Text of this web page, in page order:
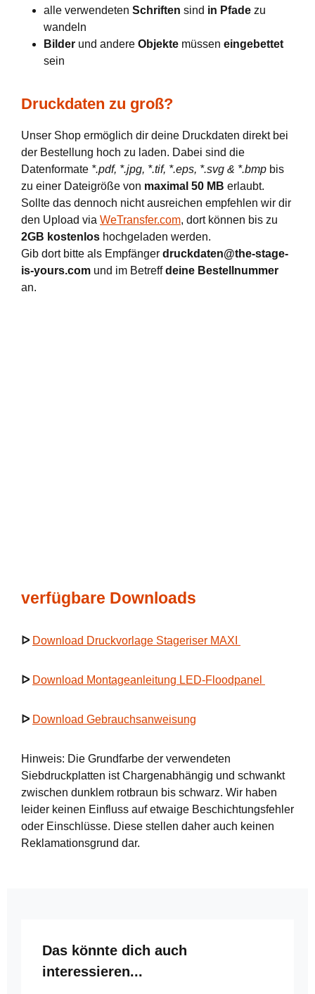
alle verwendeten Schriften sind in Pfade zu
wandeln
Bilder und andere Objekte müssen eingebettet
sein
Druckdaten zu groß?
Unser Shop ermöglich dir deine Druckdaten direkt bei
der Bestellung hoch zu laden. Dabei sind die
Datenformate *.pdf, *.jpg, *.tif, *.eps, *.svg & *.bmp bis
zu einer Dateigröße von maximal 50 MB erlaubt.
Sollte das dennoch nicht ausreichen empfehlen wir dir
den Upload via WeTransfer.com, dort können bis zu
2GB kostenlos hochgeladen werden.
Gib dort bitte als Empfänger druckdaten@the-stage-
is-yours.com und im Betreffdeine Bestellnummer
an.
verfügbare Downloads
ᐅ Download Druckvorlage Stageriser MAXI
ᐅ Download Montageanleitung LED-Floodpanel
ᐅ Download Gebrauchsanweisung
Hinweis: Die Grundfarbe der verwendeten
Siebdruckplatten ist Chargenabhängig und schwankt
zwischen dunklem rotbraun bis schwarz. Wir haben
leider keinen Einfluss auf etwaige Beschichtungsfehler
oder Einschlüsse. Diese stellen daher auch keinen
Reklamationsgrund dar.
Produktgalerie überspringen
Das könnte dich auch
interessieren...